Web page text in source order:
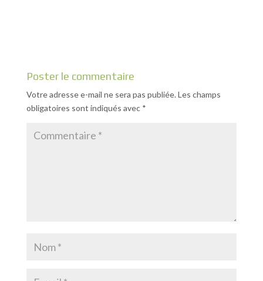
Poster le commentaire
Votre adresse e-mail ne sera pas publiée.Les champs
obligatoires sont indiqués avec *